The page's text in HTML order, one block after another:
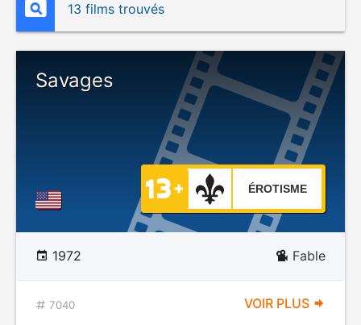
13 films trouvés
Savages
ÉROTISME
1972 Fable
7040 VOIR PLUS